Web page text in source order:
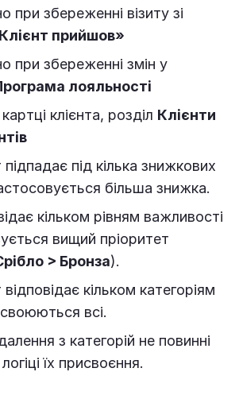
при збереженні візиту зі
прийшов»
при збереженні змін у
лояльності
клієнта, розділ Клієнти
під кілька знижкових
більша знижка.
кільком рівням важливості
вищий пріоритет
> Бронза).
кільком категоріям
всі.
з категорій не повинні
їх присвоєння.